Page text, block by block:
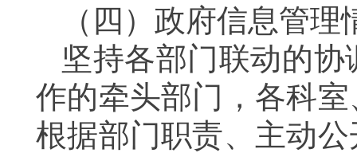
（四） 政府信息管理
坚持各部门联动的
作的牵头部门 ， 各科
根据部门职责、主动